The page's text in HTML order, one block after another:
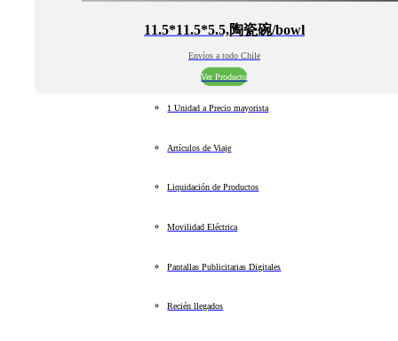
11.5*11.5*5.5,陶瓷碗/bowl
Envíos a todo Chile
Ver Producto
1 Unidad a Precio mayorista
Artículos de Viaje
Liquidación de Productos
Movilidad Eléctrica
Pantallas Publicitarias Digitales
Recién llegados